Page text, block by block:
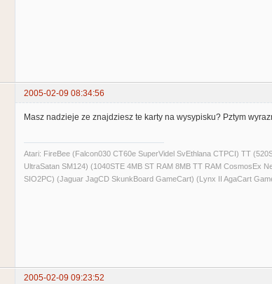
2005-02-09 08:34:56
Masz nadzieje ze znajdziesz te karty na wysypisku? Pztym
Atari: FireBee (Falcon030 CT60e SuperVidel SvEthlana CTPCI) TT
UltraSatan SM124) (1040STE 4MB ST RAM 8MB TT RAM CosmosEx
SIO2PC) (Jaguar JagCD SkunkBoard GameCart) (Lynx II AgaCart
2005-02-09 09:23:52